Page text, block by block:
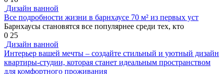
Дизайн ванной
Все подробности жизни в барнхаусе 70 м² из первых уст
Барнхаусы становятся все популярнее среди тех, кто
0 25
Дизайн ванной
Интерьер вашей мечты – создайте стильный и уютный дизайн
квартиры-студии, которая станет идеальным пространством
для комфортного проживания